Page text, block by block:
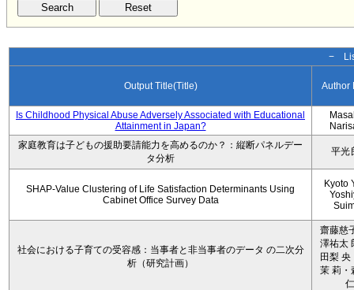
−
Output Title(Title) Author
Is Childhood Physical Abuse Adversely Associated with Educational
Attainment in Japan?
家庭教育は子どもの援助要請能力を高めるのか？：縦断パネルデー
タ分析
平光
SHAP-Value Clustering of Life Satisfaction Determinants Using
Cabinet Office Survey Data
Kyoto
社会における子育ての受容感：当事者と非当事者のデータ の二次分
析（研究計画）
齋藤慈
澤祐太
田梨 央
茉 莉・
仁